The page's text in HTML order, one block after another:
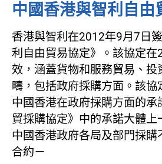
中國香港與智利自由
香港與智利在2012年9月7日
利自由貿易協定》。該協定
效，涵蓋貨物和服務貿易、投
疇，包括政府採購方面。該協
中國香港在政府採購方面的承
貿採購協定》中的承諾大體
中國香港政府各局及部門採購
合約－